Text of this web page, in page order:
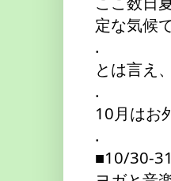
定な気候
.
とは言え
.
10月はお
.
■10/30-